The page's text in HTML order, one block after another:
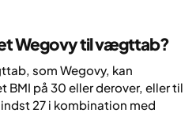
Wegovy til vægttab?
som Wegovy, kan
BMI på 30 eller derover, eller til
27 i kombination med